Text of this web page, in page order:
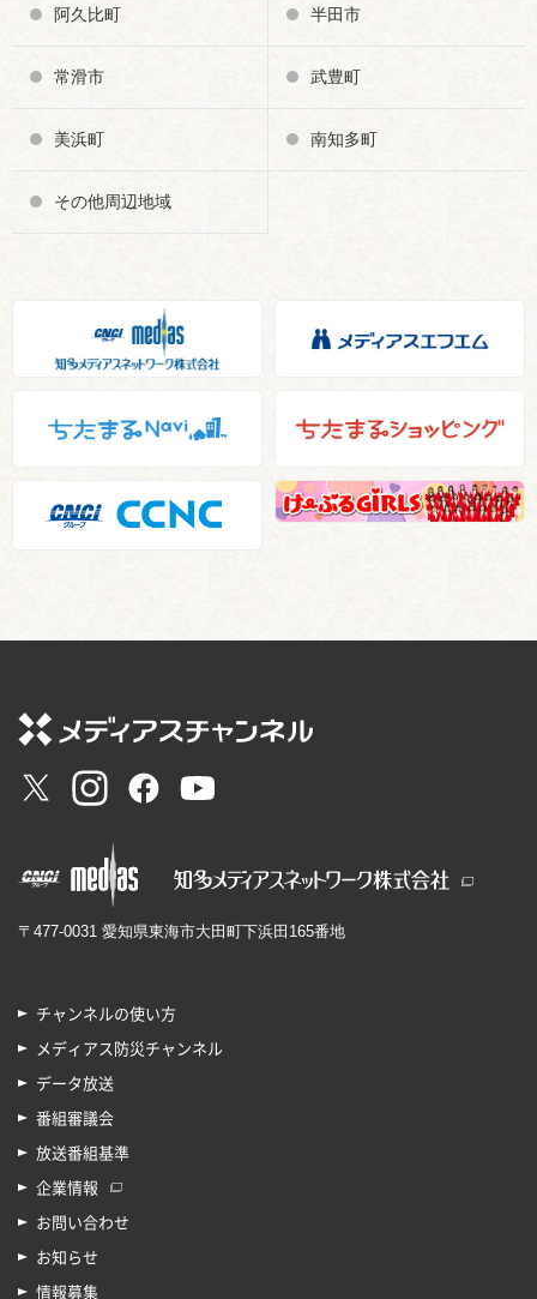
阿久比町 半田市
常滑市 武豊町
美浜町 南知多町
その他周辺地域
〒477-0031 愛知県東海市大田町下浜田165番地
チャンネルの使い方
メディアス防災チャンネル
データ放送
番組審議会
放送番組基準
企業情報
お問い合わせ
お知らせ
情報募集